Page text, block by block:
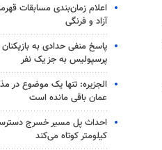
اعلام زمان‌بندی مسابقات
آزاد و فرنگی
پاسخ منفی حدادی به بازیکنان
پرسپولیس به جز یک نفر
الجزیره: تنها یک موضوع در
عمان باقی مانده است
کیلومتر کوتاه می‌کند